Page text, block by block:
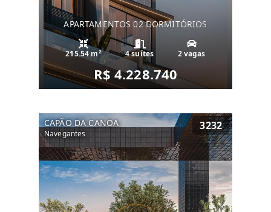
APARTAMENTOS 02 DORMITÓRIOS
215.54 m² 4 suítes 2 vagas
R$ 4.228.740
CAPÃO DA CANOA
Navegantes
3232